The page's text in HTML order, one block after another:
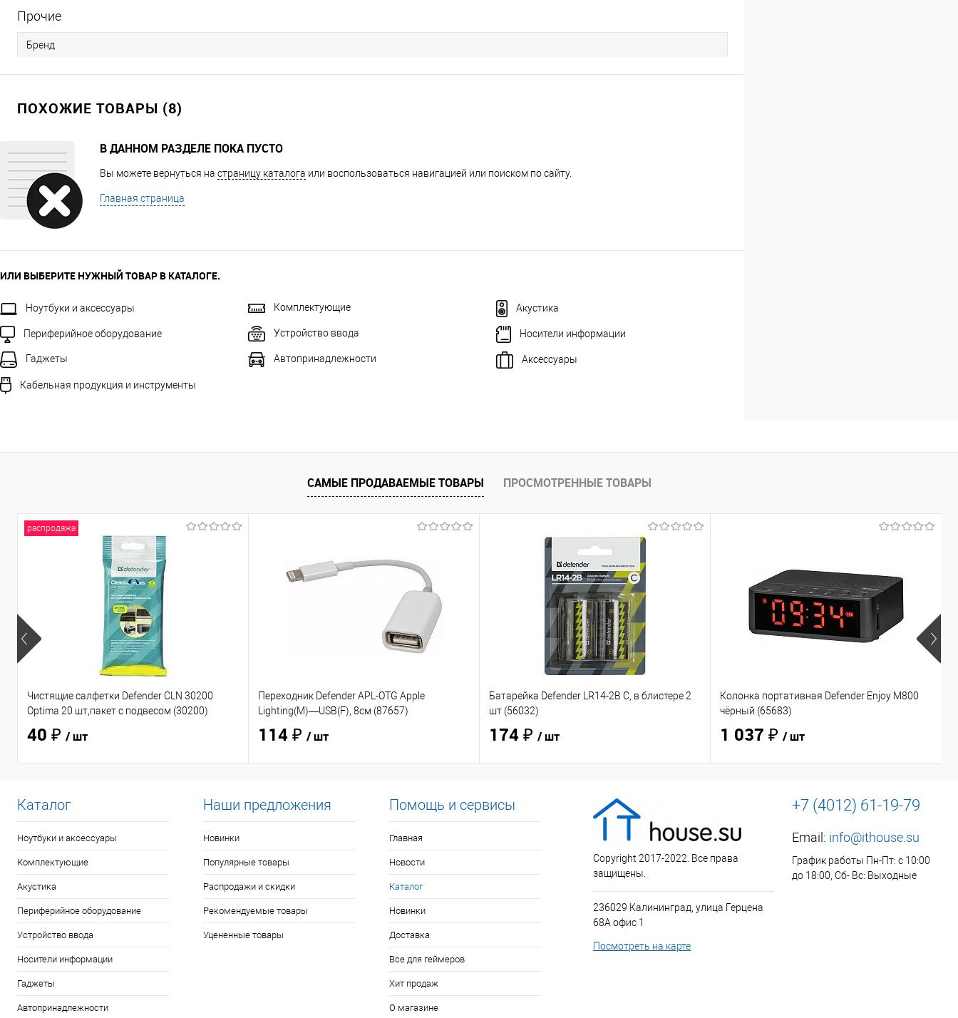
Прочие
Бренд
ПОХОЖИЕ ТОВАРЫ (8)
В ДАННОМ РАЗДЕЛЕ ПОКА ПУСТО
Вы можете вернуться на страницу каталога или воспользоваться навигацией или поиском по сайту.
Главная страница
ИЛИ ВЫБЕРИТЕ НУЖНЫЙ ТОВАР В КАТАЛОГЕ.
Ноутбуки и аксессуары Комплектующие Акустика
Периферийное оборудование Устройство ввода Носители информации
Гаджеты Автопринадлежности Аксессуары
Кабельная продукция и инструменты
САМЫЕ ПРОДАВАЕМЫЕ ТОВАРЫ ПРОСМОТРЕННЫЕ ТОВАРЫ
распродажа
Чистящие салфетки Defender CLN 30200
Optima 20 шт,пакет с подвесом (30200)
40 ₽ / шт
Переходник Defender APL-OTG Apple
Lighting(M)—USB(F), 8см (87657)
114 ₽ / шт
Батарейка Defender LR14-2B C, в блистере 2
шт (56032)
174 ₽ / шт
Колонка портативная Defender Enjoy M800
чёрный (65683)
1 037 ₽ / шт
Каталог
Ноутбуки и аксессуары
Комплектующие
Акустика
Периферийное оборудование
Устройство ввода
Носители информации
Гаджеты
Автопринадлежности
Наши предложения
Новинки
Популярные товары
Распродажи и скидки
Рекомендуемые товары
Уцененные товары
Помощь и сервисы
Главная
Новости
Каталог
Новинки
Доставка
Все для геймеров
Хит продаж
О магазине
Copyright 2017-2022. Все права
защищены.
236029 Калининград, улица Герцена
68А офис 1
Посмотреть на карте
+7 (4012) 61-19-79
Email: info@ithouse.su
График работы Пн-Пт: с 10:00
до 18:00, Сб- Вс: Выходные